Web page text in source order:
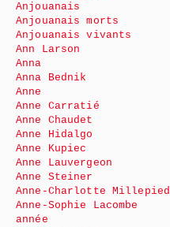
Anjouanais
Anjouanais morts
Anjouanais vivants
Ann Larson
Anna
Anna Bednik
Anne
Anne Carratié
Anne Chaudet
Anne Hidalgo
Anne Kupiec
Anne Lauvergeon
Anne Steiner
Anne-Charlotte Millepied
Anne-Sophie Lacombe
année